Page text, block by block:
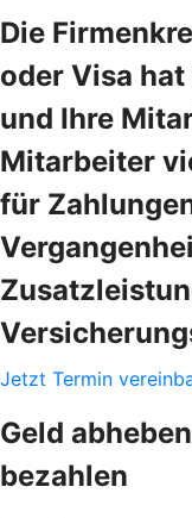
Die
oder Visa
und Ihre
Mitarbeiter
für
Jetzt Termin
Geld
bezahlen